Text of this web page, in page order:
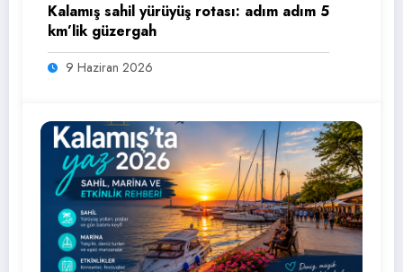
Kalamış sahil yürüyüş rotası: adım adım 5
km’lik güzergah
9 Haziran 2026